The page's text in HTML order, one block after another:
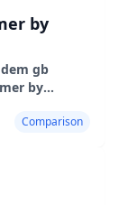
by
gb
by
hervorhebt
Comparison